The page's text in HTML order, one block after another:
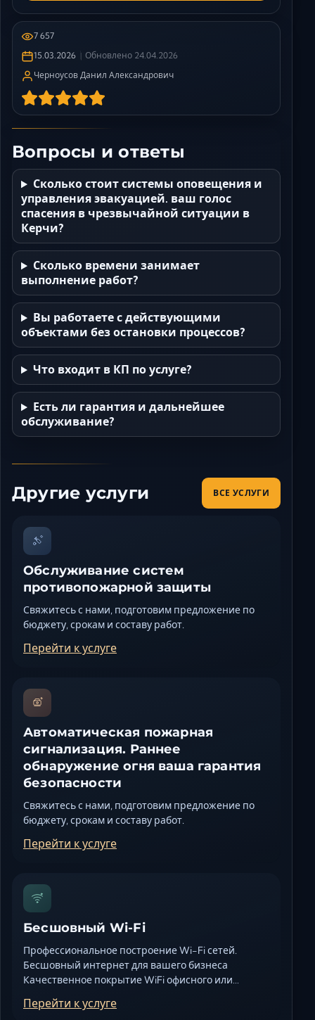
7 657
15.03.2026
Обновлено 24.04.2026
Черноусов Данил Александрович
Вопросы и ответы
Сколько стоит системы оповещения и
управления эвакуацией. ваш голос
спасения в чрезвычайной ситуации в
Керчи?
Сколько времени занимает
выполнение работ?
Вы работаете с действующими
объектами без остановки процессов?
Что входит в КП по услуге?
Есть ли гарантия и дальнейшее
обслуживание?
Другие услуги ВСЕ УСЛУГИ
Обслуживание систем
противопожарной защиты
Свяжитесь с нами, подготовим предложение по
бюджету, срокам и составу работ.
Перейти к услуге
Автоматическая пожарная
сигнализация. Раннее
обнаружение огня ваша гарантия
безопасности
Свяжитесь с нами, подготовим предложение по
бюджету, срокам и составу работ.
Перейти к услуге
Бесшовный Wi-Fi
Профессиональное построение Wi-Fi сетей.
Бесшовный интернет для вашего бизнеса
Качественное покрытие WiFi офисного или…
Перейти к услуге